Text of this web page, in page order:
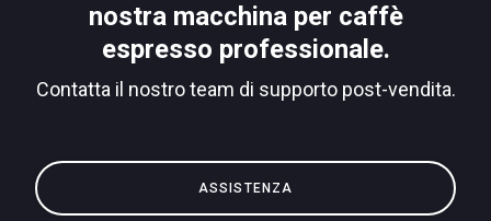
nostra macchina per caffè
espresso professionale.
Contatta il nostro team di supporto post-vendita.
ASSISTENZA
Tutti
Prodotti